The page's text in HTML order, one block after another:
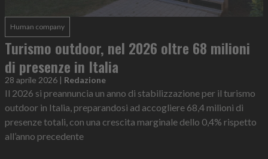
Human company
Turismo outdoor, nel 2026 oltre 68 milioni
di presenze in Italia
28 aprile 2026 | Redazione
Il 2026 si preannuncia un anno di stabilizzazione per il turismo
outdoor in Italia, preparandosi ad accogliere 68,4 milioni di
presenze totali, con una crescita marginale dello 0,4% rispetto
all’anno precedente